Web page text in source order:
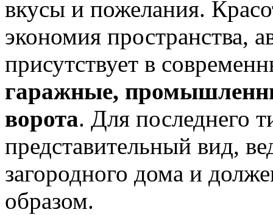
вкусы и пожелания.
экономия пространства,
присутствует в
гаражные,
ворота. Для последнего
представительный вид,
загородного дома и
образом.